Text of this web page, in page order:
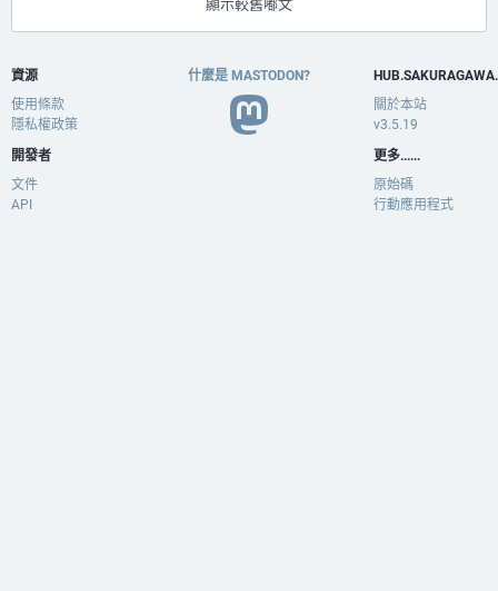
顯示較舊嘟文
資源
使用條款
隱私權政策
開發者
文件
API
什麼是 MASTODON?
關於本站
v3.5.19
更多......
原始碼
行動應用程式